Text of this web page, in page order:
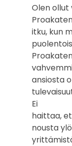
Olen ollut
itku, kun
ansiosta
Ei
haittaa,
nousta